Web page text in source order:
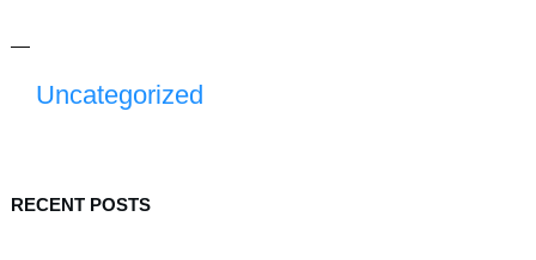
Uncategorized
RECENT POSTS